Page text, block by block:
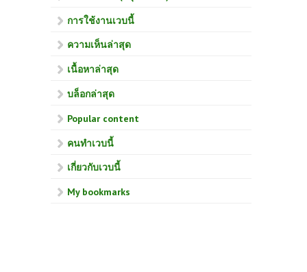
การใช้งานเวบนี้
ความเห็นล่าสุด
เนื้อหาล่าสุด
บล็อกล่าสุด
Popular content
คนทำเวบนี้
เกี่ยวกับเวบนี้
My bookmarks